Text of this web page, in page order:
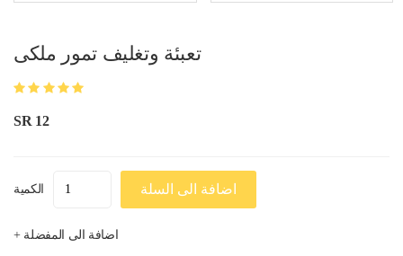
تعبئة وتغليف تمور ملكى
SR 12
الكمية اضافة الى السلة
+ اضافة الى المفضلة